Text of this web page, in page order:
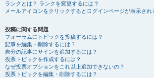
ランクとは？ ランクを変更するには？
メールアイコンをクリックするとログインページが表示され
投稿に関する問題
フォーラムにトピックを投稿するには？
記事を編集・削除するには？
自分の記事にサインを追加するには？
投票トピックを作成するには？
なぜ投票オプションをこれ以上追加できないの？
投票トピックを編集・削除するには？